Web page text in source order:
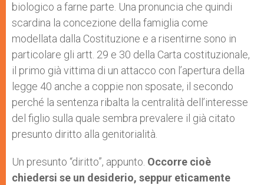
biologico a farne parte. Una pronuncia che quindi
scardina la concezione della famiglia come
modellata dalla Costituzione e a risentirne sono in
particolare gli artt. 29 e 30 della Carta costituzionale,
il primo già vittima di un attacco con l’apertura della
legge 40 anche a coppie non sposate, il secondo
perché la sentenza ribalta la centralità dell’interesse
del figlio sulla quale sembra prevalere il già citato
presunto diritto alla genitorialità.
Un presunto “diritto”, appunto. Occorre cioè
chiedersi se un desiderio, seppur eticamente